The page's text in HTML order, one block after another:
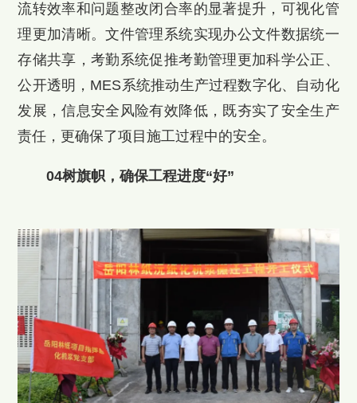
流转效率和问题整改闭合率的显著提升，可视化管
理更加清晰。文件管理系统实现办公文件数据统一
存储共享，考勤系统促推考勤管理更加科学公正、
公开透明，MES系统推动生产过程数字化、自动化
发展，信息安全风险有效降低，既夯实了安全生产
责任，更确保了项目施工过程中的安全。
04树旗帜，确保工程进度“好”